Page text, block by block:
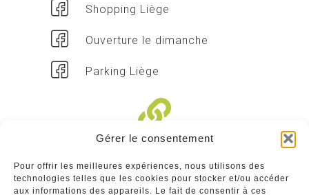
Gérer le consentement
Pour offrir les meilleures expériences, nous utilisons des
technologies telles que les cookies pour stocker et/ou accéder
aux informations des appareils. Le fait de consentir à ces
Shopping Liège
Ouverture le dimanche
Parking Liège
Commerçants